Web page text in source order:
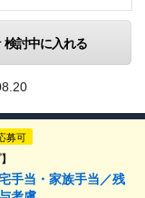
検討中に入れる
募可
手当・家族手当／残